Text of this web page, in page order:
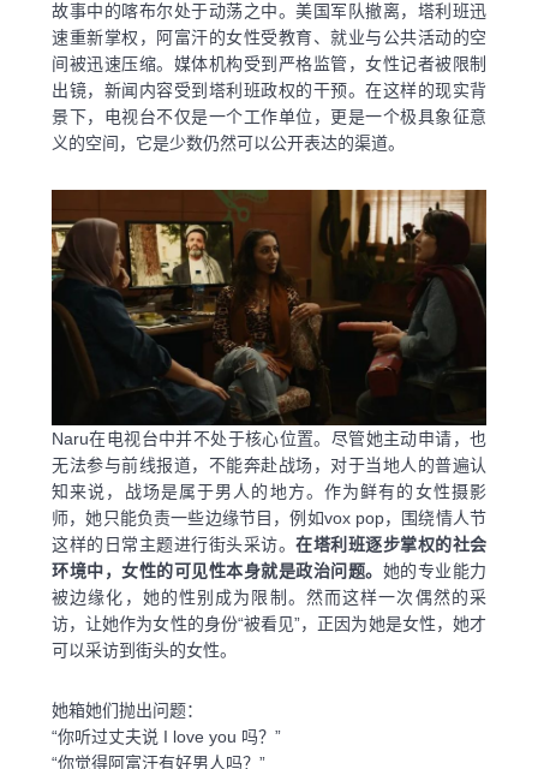
故事中的喀布尔处于动荡之中。美国军队撤离，塔利班迅
速重新掌权，阿富汗的女性受教育、就业与公共活动的空
间被迅速压缩。媒体机构受到严格监管，女性记者被限制
出镜，新闻内容受到塔利班政权的干预。在这样的现实背
景下，电视台不仅是一个工作单位，更是一个极具象征意
义的空间，它是少数仍然可以公开表达的渠道。
Naru在电视台中并不处于核心位置。尽管她主动申请，也
无法参与前线报道，不能奔赴战场，对于当地人的普遍认
知来说，战场是属于男人的地方。作为鲜有的女性摄影
师，她只能负责一些边缘节目，例如vox pop，围绕情人节
这样的日常主题进行街头采访。 在塔利班逐步掌权的社会
环境中，女性的可见性本身就是政治问题。 她的专业能力
被边缘化，她的性别成为限制。然而这样一次偶然的采
访，让她作为女性的身份“被看见”，正因为她是女性，她才
可以采访到街头的女性。
她箱她们抛出问题：
“你听过丈夫说 I love you 吗？”
“你觉得阿富汗有好男人吗？”